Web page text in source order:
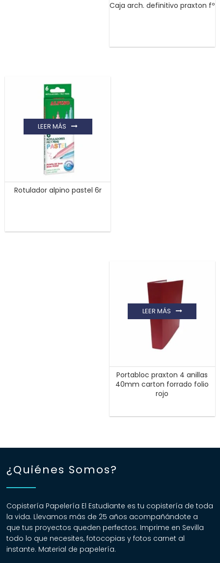
Caja arch. definitivo praxton fº
Rotulador alpino pastel 6r
LEER MÁS
Portabloc praxton 4 anillas
40mm carton forrado folio
rojo
LEER MÁS
¿Quiénes Somos?
Copistería Papelería El Estudiante es tu copistería de toda
la vida. Llevamos más de 25 años acompañándote a
que tus proyectos queden perfectos. Imprime en Sevilla
todo lo que necesites, fotocopias y fotos carnet al
instante. Material de papelería.